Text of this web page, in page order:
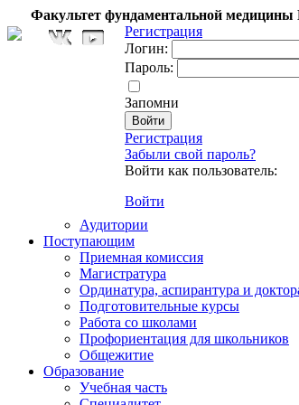
Факультет фундаментальной
Регистрация
Логин:
Пароль:
Запомни
Регистрация
Забыли свой пароль?
Войти как пользователь:
Войти
Аудитории
Поступающим
Приемная комиссия
Магистратура
Ординатура, аспирантура и
Подготовительные курсы
Работа со школами
Профориентация для школьников
Общежитие
Образование
Учебная часть